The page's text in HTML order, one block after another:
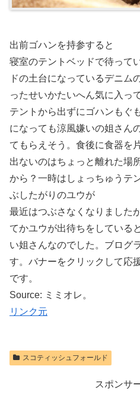
出前ゴハンを持参すると
寝室のテントベッドで待って
ドの土台になっているデニム
ったせいかたいへん気に入っ
テントから出ずにゴハンもぐ
になっても涼風嫌いの姐さん
てもらえそう。食後に食器を
出ないのはちょっと離れた場
から？一時はしょっちゅうテ
ぶしたがりのユウが
最近はつぶさなくなりました
てかユウが出待ちをしている
い姐さんなのでした。ブログ
す。バナーをクリックして応
です。
Source: ミミオレ。
リンク元
スコティッシュフォールド
スポンサ